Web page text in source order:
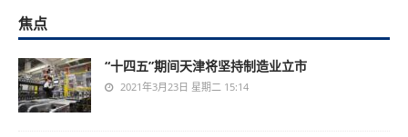
焦点
“十四五”期间天津将坚持制造业立市
2021年3月23日 星期二 15:14